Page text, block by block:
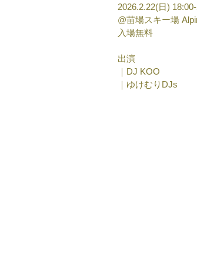
2026.2.22(日)
@苗場スキー場
入場無料
出演
｜DJ KOO
｜ゆけむりDJs